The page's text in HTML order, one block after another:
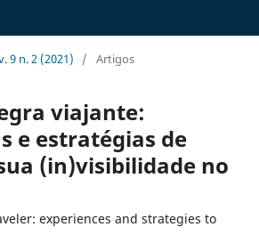
9 n. 2 (2021) / Artigos
viajante:
e estratégias de
(in)visibilidade no
experiences and strategies to